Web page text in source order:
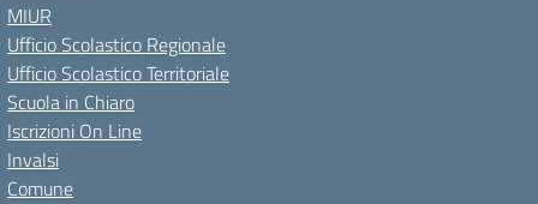
MIUR
Ufficio Scolastico Regionale
Ufficio Scolastico Territoriale
Scuola in Chiaro
Iscrizioni On Line
Invalsi
Comune